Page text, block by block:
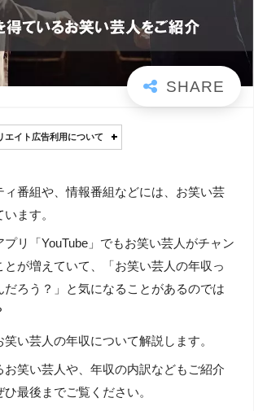
エイト広告利用について
ィ番組や、情報番組などには、お笑い芸
ます。
プリ「YouTube」でもお笑い芸人がチャン
とが増えていて、「お笑い芸人の年収っ
だろう？」と気になることがあるのでは
い芸人の年収について解説します。
お笑い芸人や、年収の内訳などもご紹介
最後までご覧ください。